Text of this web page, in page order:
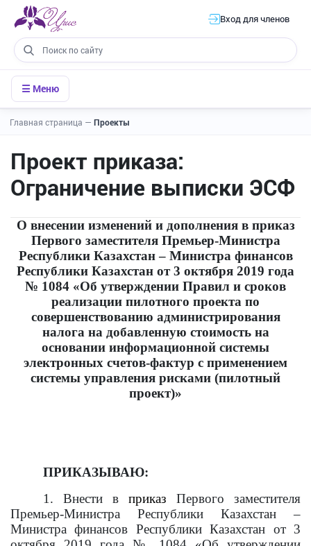
Вход для членов
☰ Меню
Главная страница — Проекты
Проект приказа:
Ограничение выписки ЭСФ
О внесении изменений и дополнения в приказ
Первого заместителя Премьер-Министра
Республики Казахстан – Министра финансов
Республики Казахстан от 3 октября 2019 года
№ 1084 «Об утверждении Правил и сроков
реализации пилотного проекта по
совершенствованию администрирования
налога на добавленную стоимость на
основании информационной системы
электронных счетов-фактур с применением
системы управления рисками (пилотный
проект)»
ПРИКАЗЫВАЮ:
1. Внести вприказ Первого заместителя
Премьер-Министра Республики Казахстан
–
Министра финансов Республики Казахстан от 3